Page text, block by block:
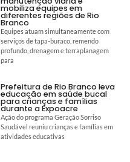
mobiliza equipes em
diferentes regiões de Rio
Branco
Equipes atuam simultaneamente com
serviços de tapa-buraco, remendo
profundo, drenagem e terraplanagem
para
Prefeitura de Rio Branco leva
educação em saúde bucal
para crianças e famílias
durante a Expoacre
Ação do programa Geração Sorriso
Saudável reuniu crianças e famílias em
atividades educativas